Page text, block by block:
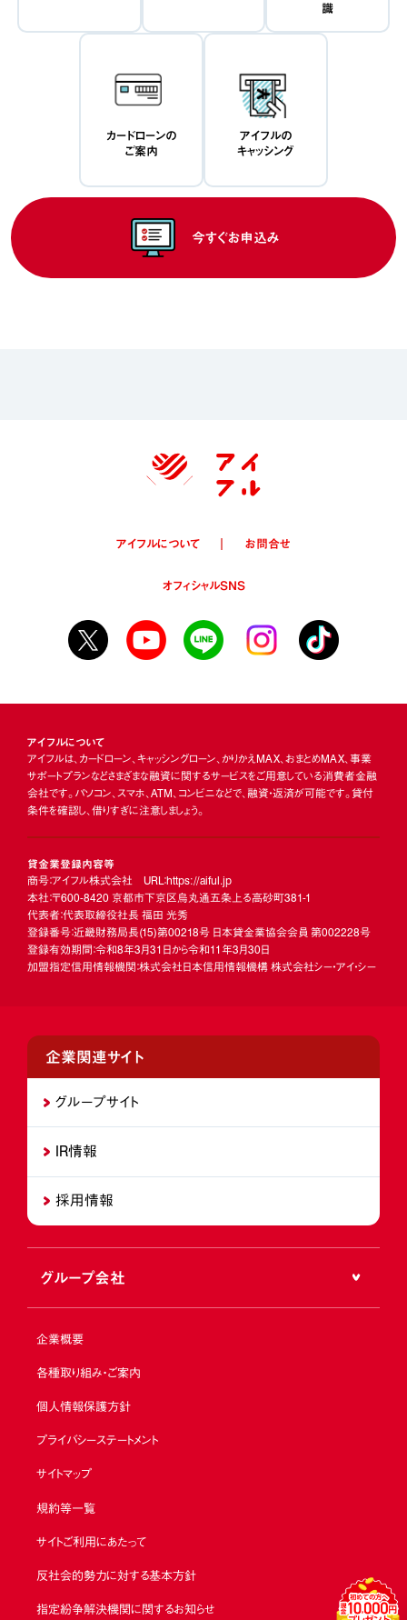
識
カードローンの
ご案内
アイフルの
キャッシング
今すぐお申込み
アイフルについて お問合せ
オフィシャルSNS
アイフルについて
アイフルは、カードローン、キャッシングローン、かりかえMAX、おまとめMAX、事業
サポートプランなどさまざまな融資に関するサービスをご用意している消費者金融
会社です。パソコン、スマホ、ATM、コンビニなどで、融資・返済が可能です。貸付
条件を確認し、借りすぎに注意しましょう。
貸金業登録内容等
商号：アイフル株式会社 URL：https://aiful.jp
本社：〒600-8420 京都市下京区烏丸通五条上る高砂町381-1
代表者：代表取締役社長 福田 光秀
登録番号：近畿財務局長(15)第00218号 日本貸金業協会会員 第002228号
登録有効期間：令和8年3月31日から令和11年3月30日
加盟指定信用情報機関：株式会社日本信用情報機構 株式会社シー・アイ・シー
企業関連サイト
グループサイト
IR情報
採用情報
グループ会社
企業概要
各種取り組み・ご案内
個人情報保護方針
プライバシーステートメント
サイトマップ
規約等一覧
サイトご利用にあたって
反社会的勢力に対する基本方針
指定紛争解決機関に関するお知らせ